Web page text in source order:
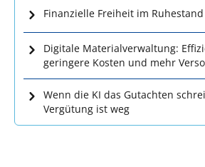
Finanzielle Freiheit im Ruhestand
Digitale Materialverwaltung:
geringere Kosten und mehr
Wenn die KI das Gutachten
Vergütung ist weg